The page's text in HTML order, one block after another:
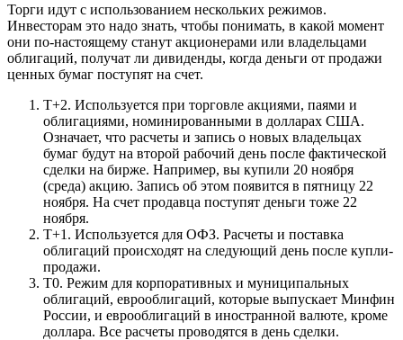
Торги идут с использованием нескольких режимов.
Инвесторам это надо знать, чтобы понимать, в какой момент
они по-настоящему станут акционерами или владельцами
облигаций, получат ли дивиденды, когда деньги от продажи
ценных бумаг поступят на счет.
Т+2. Используется при торговле акциями, паями и
облигациями, номинированными в долларах США.
Означает, что расчеты и запись о новых владельцах
бумаг будут на второй рабочий день после фактической
сделки на бирже. Например, вы купили 20 ноября
(среда) акцию. Запись об этом появится в пятницу 22
ноября. На счет продавца поступят деньги тоже 22
ноября.
Т+1. Используется для ОФЗ. Расчеты и поставка
облигаций происходят на следующий день после купли-
продажи.
Т0. Режим для корпоративных и муниципальных
облигаций, еврооблигаций, которые выпускает Минфин
России, и еврооблигаций в иностранной валюте, кроме
доллара. Все расчеты проводятся в день сделки.